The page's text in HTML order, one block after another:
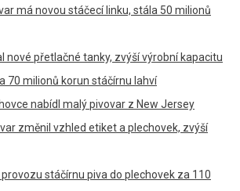
má novou stáčecí linku, stála 50 milionů
nové přetlačné tanky, zvýší výrobní kapacitu
70 milionů korun stáčírnu lahví
nabídl malý pivovar z New Jersey
změnil vzhled etiket a plechovek, zvýší
stáčírnu piva do plechovek za 110